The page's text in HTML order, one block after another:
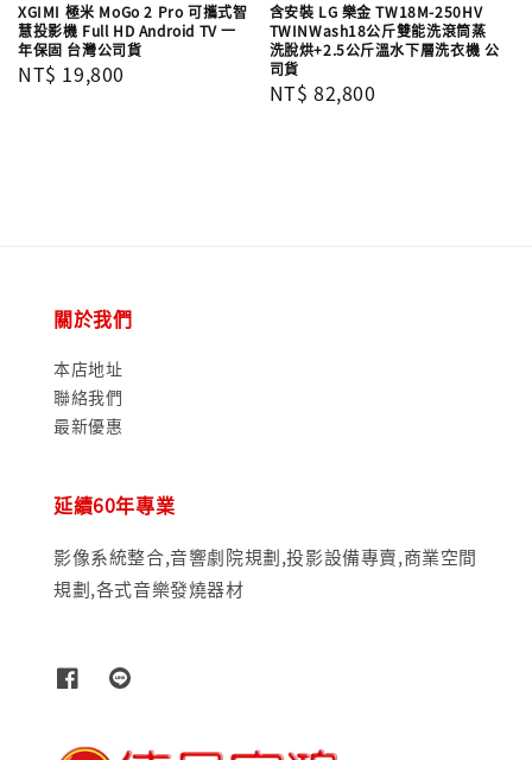
XGIMI 極米 MoGo 2 Pro 可攜式智
慧投影機 Full HD Android TV 一
年保固 台灣公司貨
Regular
NT$ 19,800
含安裝 LG 樂金 TW18M-250HV
TWINWash18公斤雙能洗滾筒蒸
洗脫烘+2.5公斤溫水下層洗衣機 公
司貨
Regular
NT$ 82,800
關於我們
本店地址
聯絡我們
最新優惠
延續60年專業
影像系統整合,音響劇院規劃,投影設備專賣,商業空間
規劃,各式音樂發燒器材